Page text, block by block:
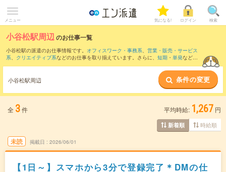
メニュー 気になる! ログイン 検索
小谷松駅周辺のお仕事一覧
小谷松駅の派遣のお仕事情報です。 オフィスワーク・事務系、 営業・販売・サービス
系、 クリエイティブ系などのお仕事を取り揃えています。さらに、 短期 ・ 単発などの
また、飯給駅・
など近隣駅のお仕事もご確認い
ただけます。
小谷松駅周辺 条件の変更
全 3件 平均時給: 1,267 円
新着順 時給順
未読 掲載日 2026/06/01
【1日～】スマホから3分で登録完了＊DMの仕